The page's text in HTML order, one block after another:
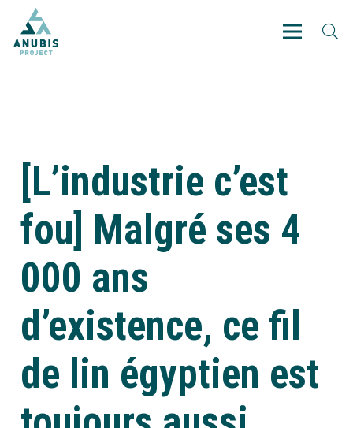
[L’industrie c’est
fou] Malgré ses 4
000 ans
d’existence, ce fil
de lin égyptien est